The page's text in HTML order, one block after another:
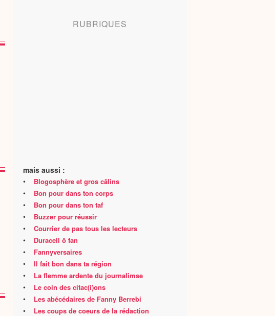
RUBRIQUES
mais aussi :
• Blogosphère et gros câlins
• Bon pour dans ton corps
• Bon pour dans ton taf
• Buzzer pour réussir
• Courrier de pas tous les lecteurs
• Duracell ô fan
• Fannyversaires
• Il fait bon dans ta région
• La flemme ardente du journalimse
• Le coin des citac(i)ons
• Les abécédaires de Fanny Berrebi
• Les coups de coeurs de la rédaction